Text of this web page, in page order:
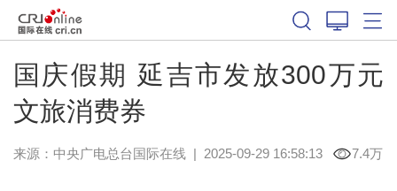
国庆假期 延吉市发放300万元
文旅消费券
来源：中央广电总台国际在线| 2025-09-29 16:58:13 7.4万